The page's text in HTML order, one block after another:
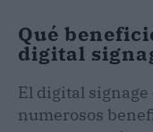
Qué
digital
El digital signage
numerosos